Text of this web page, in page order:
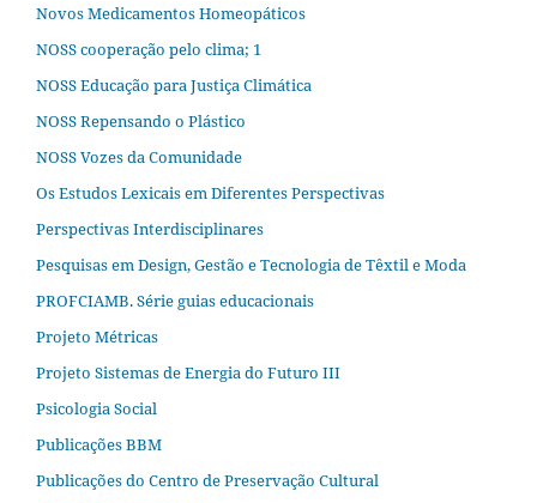
Novos Medicamentos Homeopáticos
NOSS cooperação pelo clima; 1
NOSS Educação para Justiça Climática
NOSS Repensando o Plástico
NOSS Vozes da Comunidade
Os Estudos Lexicais em Diferentes Perspectivas
Perspectivas Interdisciplinares
Pesquisas em Design, Gestão e Tecnologia de Têxtil e Moda
PROFCIAMB. Série guias educacionais
Projeto Métricas
Projeto Sistemas de Energia do Futuro III
Psicologia Social
Publicações BBM
Publicações do Centro de Preservação Cultural